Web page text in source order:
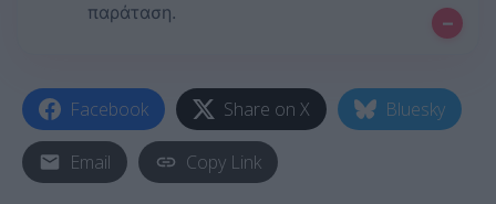
παράταση.
–
Facebook Share on X Bluesky
Email Copy Link